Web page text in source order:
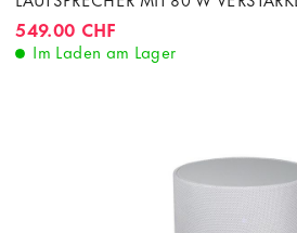
549.00 CHF
Im Laden am Lager